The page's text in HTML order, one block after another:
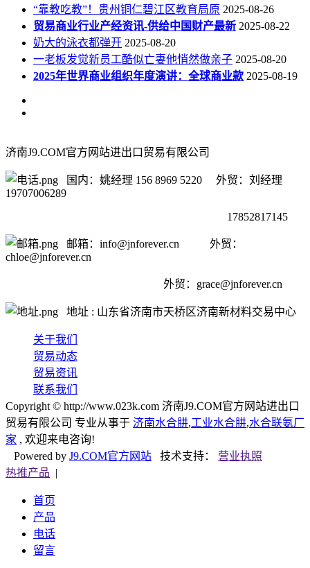
“靠教吃教”！贵州铜仁碧江区教育局原 2025-08-26
贸易商业行业产经资讯-供给中国财产最新 2025-08-22
奶大的泳衣都弹开 2025-08-20
一老板发觉新员工酷似亡妻他悄然做亲子 2025-08-20
2025年世界商业组织年度演讲：全球商业款 2025-08-19
济南J9.COM官方网站进出口贸易有限公司
国内：姚经理 156 8969 5220 外贸：刘经理
19707006289
17852817145
邮箱：info@jnforever.cn 外贸：
chloe@jnforever.cn
外贸： grace@jnforever.cn
地址 : 山东省济南市天桥区济南新材料交易中心
关于我们
贸易动态
贸易资讯
联系我们
Copyright © http://www.023k.com 济南J9.COM官方网站进出口
贸易有限公司 专业从事于 济南水合肼,工业水合肼,水合联氨厂
家 , 欢迎来电咨询!
Powered by J9.COM官方网站 技术支持： 营业执照
热推产品 |
首页
产品
电话
留言